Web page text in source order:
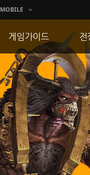
MOBILE
게임가이드
게임 특징
서버가이드
신병훈련소
세부가이드
통합보급센터
전
통
공